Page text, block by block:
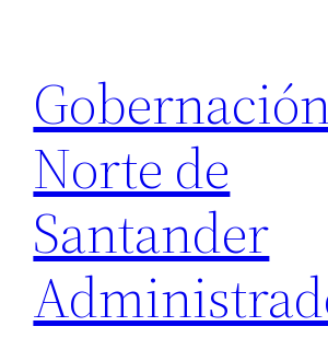
contenido
Norte de
Santander